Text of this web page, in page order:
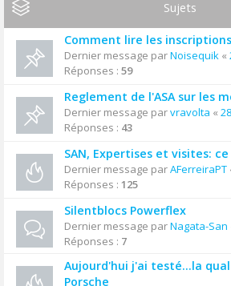
Sujets
Comment lire les
Dernier message parNoisequik «
Réponses : 59
Reglement de l'ASA sur les
Dernier message parvravolta «
Réponses : 43
SAN, Expertises et visites:
Dernier message parAFerreiraPT
Réponses : 125
Silentblocs Powerflex
Dernier message parNagata-San
Réponses : 7
Aujourd'hui j'ai testé…la
Porsche